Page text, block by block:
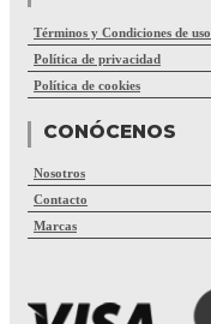
Términos y Condiciones de uso
Política de privacidad
Política de cookies
CONÓCENOS
Nosotros
Contacto
Marcas